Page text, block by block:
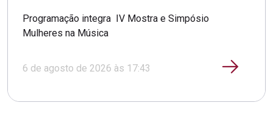
Programação integra IV Mostra e Simpósio
Mulheres na Música
6 de agosto de 2026 às 17:43